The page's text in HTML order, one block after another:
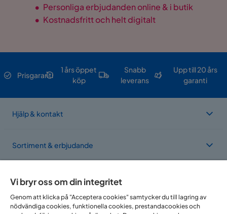
• Personliga erbjudanden online & i butik
• Kostnadsfritt och helt digitalt
Prisgaranti
1 års öppet
köp
Snabb
leverans
Upp till 20 års
garanti
Hjälp & kontakt
Sortiment & erbjudande
Vi finns i flera länder
Vi bryr oss om din integritet
Genom att klicka på "Acceptera cookies" samtycker du till lagring av
nödvändiga cookies, funktionella cookies, prestandacookies och